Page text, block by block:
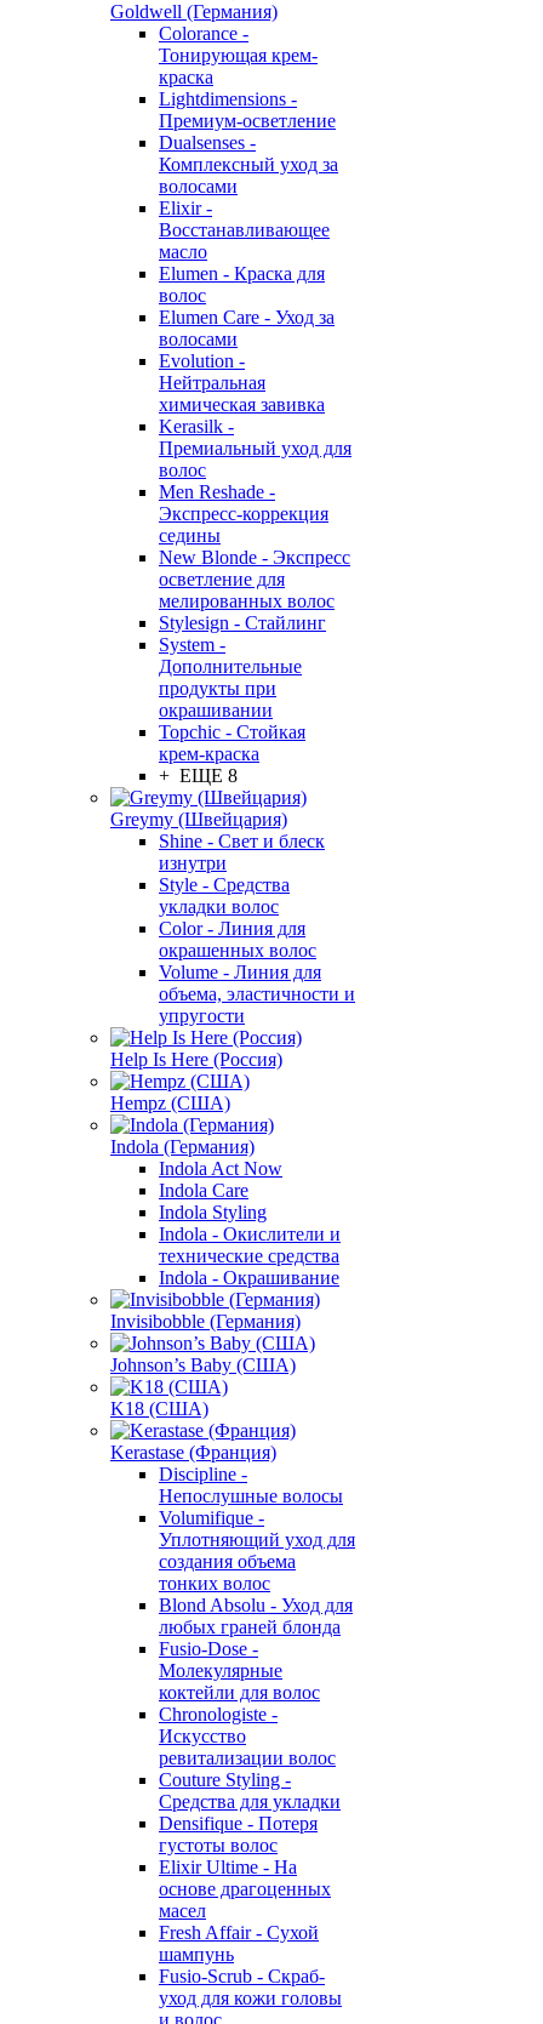
Goldwell (Германия)
Colorance -
Тонирующая крем-
краска
Lightdimensions -
Премиум-осветление
Dualsenses -
Комплексный уход за
волосами
Elixir -
Восстанавливающее
масло
Elumen - Краска для
волос
Elumen Care - Уход за
волосами
Evolution -
Нейтральная
химическая завивка
Kerasilk -
Премиальный уход для
волос
Men Reshade -
Экспресс-коррекция
седины
New Blonde - Экспресс
осветление для
мелированных волос
Stylesign - Стайлинг
System -
Дополнительные
продукты при
окрашивании
Topchic - Стойкая
крем-краска
+ ЕЩЕ 8
Greymy (Швейцария)
Shine - Свет и блеск
изнутри
Style - Средства
укладки волос
Color - Линия для
окрашенных волос
Volume - Линия для
объема, эластичности и
упругости
Help Is Here (Россия)
Hempz (США)
Indola (Германия)
Indola Act Now
Indola Care
Indola Styling
Indola - Окислители и
технические средства
Indola - Окрашивание
Invisibobble (Германия)
Johnson’s Baby (США)
K18 (США)
Kerastase (Франция)
Discipline -
Непослушные волосы
Volumifique -
Уплотняющий уход для
создания объема
тонких волос
Blond Absolu - Уход для
любых граней блонда
Fusio-Dose -
Молекулярные
коктейли для волос
Chronologiste -
Искусство
ревитализации волос
Couture Styling -
Средства для укладки
Densifique - Потеря
густоты волос
Elixir Ultime - На
основе драгоценных
масел
Fresh Affair - Сухой
шампунь
Fusio-Scrub - Скраб-
уход для кожи головы
и волос